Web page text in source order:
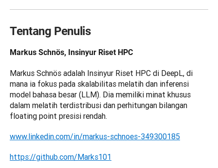
Tentang Penulis
Markus Schnös, Insinyur Riset HPC
Markus Schnös adalah Insinyur Riset HPC di DeepL, di
mana ia fokus pada skalabilitas melatih dan inferensi
model bahasa besar (LLM). Dia memiliki minat khusus
dalam melatih terdistribusi dan perhitungan bilangan
floating point presisi rendah.
www.linkedin.com/in/markus-schnoes-349300185
https://github.com/Marks101